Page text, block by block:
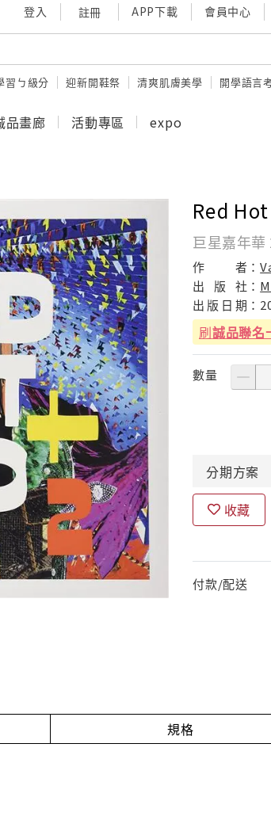
登入 註冊 APP下載 會員中心
習ㄅ級分 迎新開鞋祭 清爽肌膚美學 開學語言
品畫廊 活動專區 expo
Red
巨星嘉年
作 者：
出
版 社：
出 版 日 期：
刷誠品聯名
數量
分期方案
收藏
付款/配送
規格